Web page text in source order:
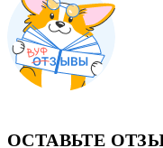
ОСТАВЬТЕ